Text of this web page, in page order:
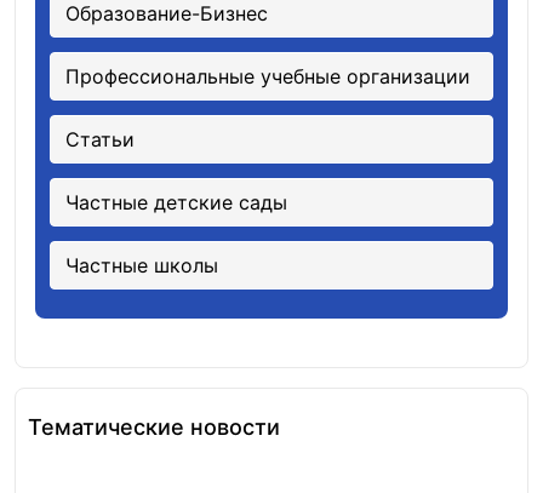
Образование-Бизнес
Профессиональные учебные организации
Статьи
Частные детские сады
Частные школы
Тематические новости